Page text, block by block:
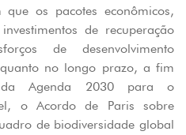
os pacotes econômicos,
de recuperação
de desenvolvimento
no longo prazo, a fim
Agenda 2030 para o
o Acordo de Paris sobre
de biodiversidade global